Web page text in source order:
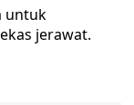
untuk
jerawat.